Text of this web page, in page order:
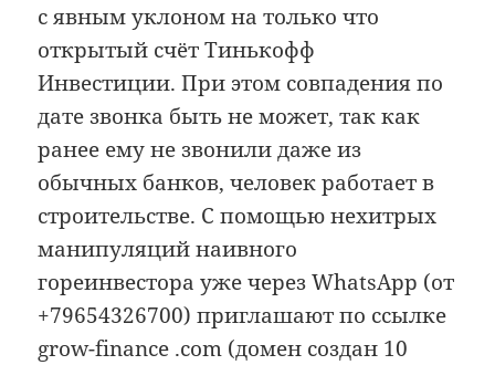
с явным уклоном на только что
открытый счёт Тинькофф
Инвестиции. При этом совпадения по
дате звонка быть не может, так как
ранее ему не звонили даже из
обычных банков, человек работает в
строительстве. С помощью нехитрых
манипуляций наивного
гореинвестора уже через WhatsApp (от
+79654326700) приглашают по ссылке
grow-finance .com (домен создан 10